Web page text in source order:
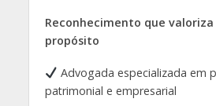
Reconhecimento que
propósito
Advogada especializada em
patrimonial e empresarial